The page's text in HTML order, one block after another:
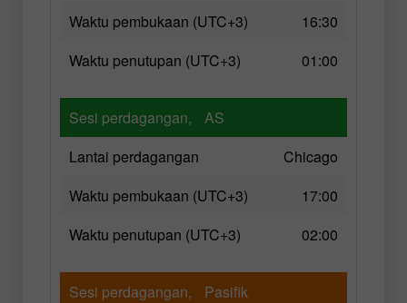
Waktu pembukaan (UTC+3)
16:30
Waktu penutupan (UTC+3)
01:00
Sesi perdagangan,
AS
Lantai perdagangan
Chicago
Waktu pembukaan (UTC+3)
17:00
Waktu penutupan (UTC+3)
02:00
Sesi perdagangan,
Pasifik